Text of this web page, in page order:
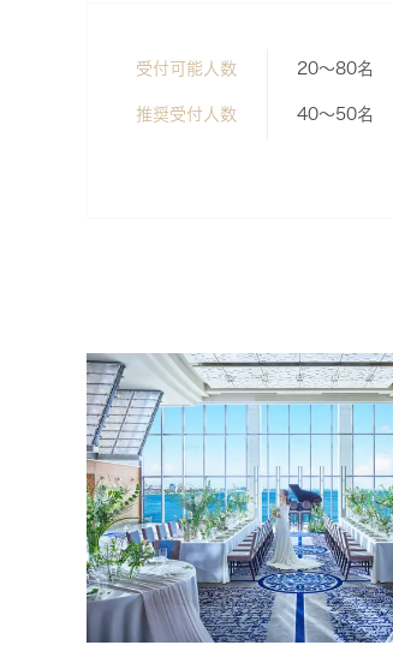
受付可能人数 20～80名
推奨受付人数 40～50名